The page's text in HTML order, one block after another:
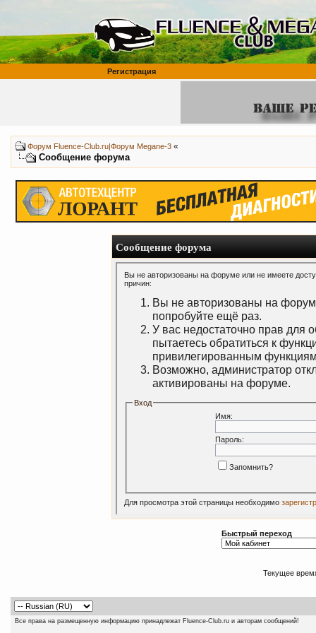
Регистрация
Форум Fluence-Club.ru|Форум Megane-3 «
Сообщение форума
Сообщение форума
Вы не авторизованы на форуме или не имеете
причин:
Вы не авторизованы на
попробуйте ещё раз.
У вас недостаточно прав для
пытаетесь обратиться к
привилегированным
Возможно, администратор
активированы на форуме.
Вход
Имя:
Пароль:
Запомнить?
Для просмотра этой страницы необходимо
Быстрый переход
Текущее
Все права на размещенную информацию принадлежат Fluence-Club.ru и авторам сообщений!